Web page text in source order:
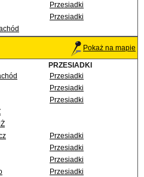
Przesiadki
Przesiadki
Pokaż na mapie
PRZESIADKI
Przesiadki
Przesiadki
Przesiadki
Przesiadki
Przesiadki
Przesiadki
Przesiadki